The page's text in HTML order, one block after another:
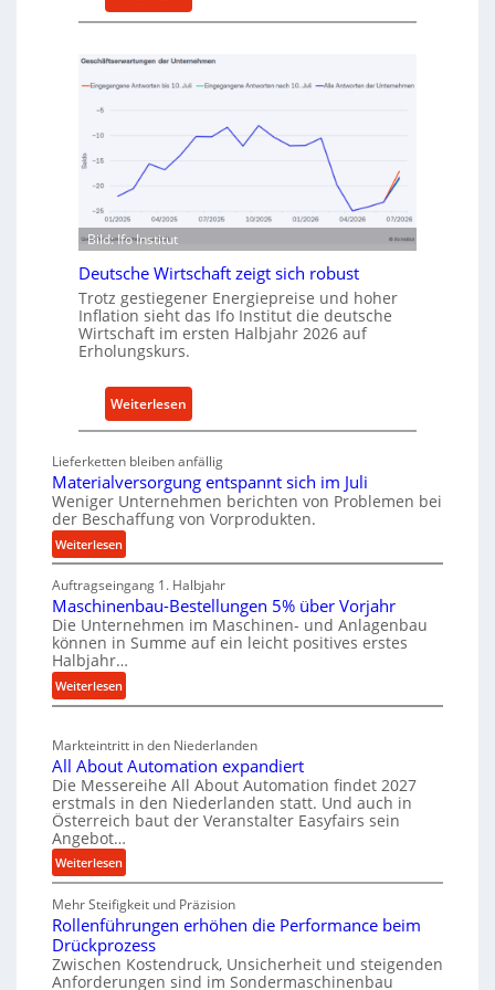
a
u
I
r
i
e
-
r
s
t
z
t
i
l
e
n
n
M
t
h
e
ü
r
n
a
c
h
a
l
t
i
g
e
W
z
e
b
a
u
p
r
o
s
s
Bild: Ifo Institut
Deutsche Wirtschaft zeigt sich robust
Trotz gestiegener Energiepreise und hoher
Inflation sieht das Ifo Institut die deutsche
Wirtschaft im ersten Halbjahr 2026 auf
Erholungskurs.
Weiterlesen:
D
u
t
s
h
e
W
s
h
a
f
t
i
g
t
s
i
Lieferketten bleiben anfällig
Materialversorgung entspannt sich im Juli
Weniger Unternehmen berichten von Problemen bei
der Beschaffung von Vorprodukten.
Weiterlesen:
M
a
t
e
r
i
a
l
e
r
s
o
g
u
n
g
e
n
t
Auftragseingang 1. Halbjahr
Maschinenbau-Bestellungen 5% über Vorjahr
Die Unternehmen im Maschinen- und Anlagenbau
können in Summe auf ein leicht positives erstes
Halbjahr…
Weiterlesen:
M
s
c
h
i
n
e
n
a
u
B
Markteintritt in den Niederlanden
All About Automation expandiert
Die Messereihe All About Automation findet 2027
erstmals in den Niederlanden statt. Und auch in
Österreich baut der Veranstalter Easyfairs sein
Angebot…
Weiterlesen:
A
l
l
A
b
Mehr Steifigkeit und Präzision
Rollenführungen erhöhen die Performance beim
Drückprozess
Zwischen Kostendruck, Unsicherheit und steigenden
Anforderungen sind im Sondermaschinenbau